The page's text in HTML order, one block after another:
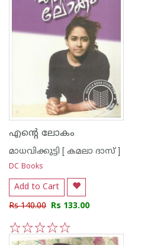
എന്റെ ലോകം
മാധവിക്കുട്ടി [ കമലാ ദാസ് ]
DC Books
Add to Cart
Rs 140.00 Rs 133.00
5
4
3
2
1